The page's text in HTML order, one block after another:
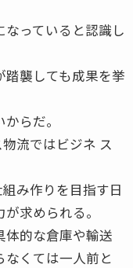
っていると認識し
襲しても成果を挙
らだ。
流ではビジネ ス
み作りを目指す日
求められる。
体的な倉庫や輸送
くては一人前と